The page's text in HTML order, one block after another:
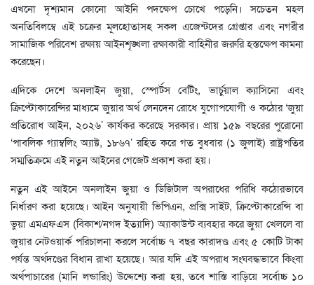
এখনো দৃশ্যমান কোনো আইনি পদক্ষেপ চোখে পড়েনি। সচেতন মহল
অনতিবিলম্বে এই চক্রের মূলহোতাসহ সকল এজেন্টদের গ্রেপ্তার এবং নগরীর
সামাজিক পরিবেশ রক্ষায় আইনশৃঙ্খলা রক্ষাকারী বাহিনীর জরুরি হস্তক্ষেপ কামনা
করেছেন।
এদিকে দেশে অনলাইন জুয়া, স্পোর্টস বেটিং, ভার্চুয়াল ক্যাসিনো এবং
ক্রিপ্টোকারেন্সির মাধ্যমে জুয়ার অর্থ লেনদেন রোধে যুগোপযোগী ও কঠোর ‘জুয়া
প্রতিরোধ আইন, ২০২৬’ কার্যকর করেছে সরকার। প্রায় ১৫৯ বছরের পুরোনো
‘পাবলিক গ্যাম্বলিং অ্যাক্ট, ১৮৬৭’ রহিত করে গত বুধবার (১ জুলাই) রাষ্ট্রপতির
সম্মতিক্রমে এই নতুন আইনের গেজেট প্রকাশ করা হয়।
নতুন এই আইনে অনলাইন জুয়া ও ডিজিটাল অপরাধের পরিধি কঠোরভাবে
নির্ধারণ করা হয়েছে। আইন অনুযায়ী ভিপিএন, প্রক্সি সাইট, ক্রিপ্টোকারেন্সি বা
ভুয়া এমএফএস (বিকাশ/নগদ ইত্যাদি) অ্যাকাউন্ট ব্যবহার করে জুয়া খেললে বা
জুয়ার নেটওয়ার্ক পরিচালনা করলে সর্বোচ্চ ৭ বছর কারাদণ্ড এবং ৫ কোটি টাকা
পর্যন্ত অর্থদণ্ডের বিধান রাখা হয়েছে। আর যদি এই অপরাধ সংঘবদ্ধভাবে কিংবা
অর্থপাচারের (মানি লন্ডারিং) উদ্দেশ্যে করা হয়, তবে শাস্তি বাড়িয়ে সর্বোচ্চ ১০